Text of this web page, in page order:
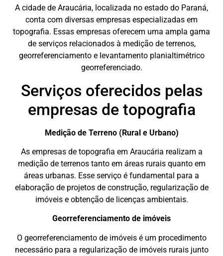
A cidade de Araucária, localizada no estado do Paraná,
conta com diversas empresas especializadas em
topografia. Essas empresas oferecem uma ampla gama
de serviços relacionados à medição de terrenos,
georreferenciamento e levantamento planialtimétrico
georreferenciado.
Serviços oferecidos pelas
empresas de topografia
Medição de Terreno (Rural e Urbano)
As empresas de topografia em Araucária realizam a
medição de terrenos tanto em áreas rurais quanto em
áreas urbanas. Esse serviço é fundamental para a
elaboração de projetos de construção, regularização de
imóveis e obtenção de licenças ambientais.
Georreferenciamento de imóveis
O georreferenciamento de imóveis é um procedimento
necessário para a regularização de imóveis rurais junto